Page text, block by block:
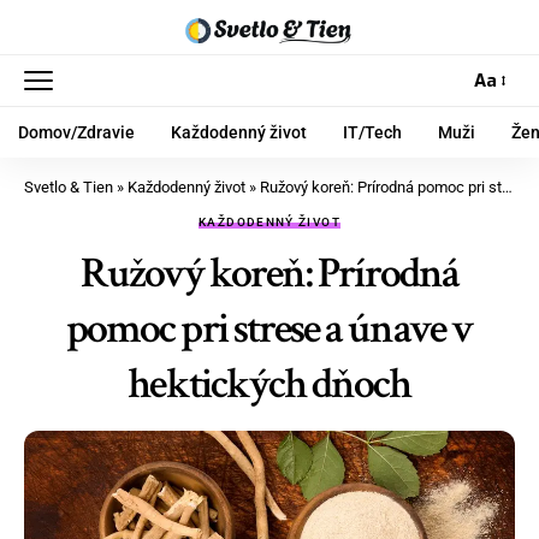
Aa
Domov/Zdravie Každodenný život IT/Tech Muži
Svetlo & Tien » Každodenný život » Ružový koreň: Prírodná pomoc pri strese a únave v hektických dňoch
KAŽDODENNÝ ŽIVOT
Ružový koreň: Prírodná
pomoc pri strese a únave v
hektických dňoch